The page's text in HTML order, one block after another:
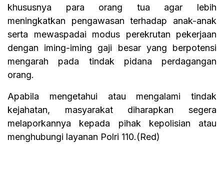
khususnya para orang tua agar lebih
meningkatkan pengawasan terhadap anak-anak
serta mewaspadai modus perekrutan pekerjaan
dengan iming-iming gaji besar yang berpotensi
mengarah pada tindak pidana perdagangan
orang.
Apabila mengetahui atau mengalami tindak
kejahatan, masyarakat diharapkan segera
melaporkannya kepada pihak kepolisian atau
menghubungi layanan Polri 110.(Red)